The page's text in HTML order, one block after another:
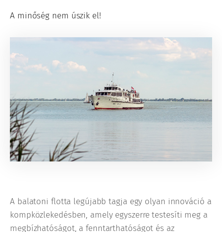
A minőség nem úszik el!
A balatoni flotta legújabb tagja egy olyan innováció a
kompközlekedésben, amely egyszerre testesíti meg a
megbízhatóságot, a fenntarthatóságot és az